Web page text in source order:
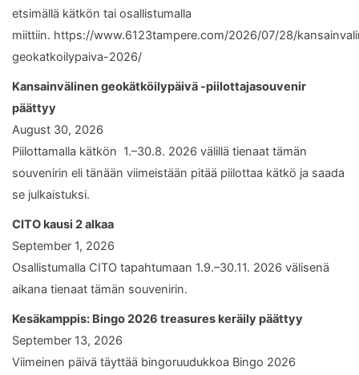
etsimällä kätkön tai osallistumalla
miittiin. https://www.6123tampere.com/2026/07/28/
geokatkoilypaiva-2026/
Kansainvälinen geokätköilypäivä -piilottajasouvenir
päättyy
August 30, 2026
Piilottamalla kätkön 1.–30.8. 2026 välillä tienaat tämän
souvenirin eli tänään viimeistään pitää piilottaa kätkö ja saada
se julkaistuksi.
CITO kausi 2 alkaa
September 1, 2026
Osallistumalla CITO tapahtumaan 1.9.–30.11. 2026 välisenä
aikana tienaat tämän souvenirin.
Kesäkamppis: Bingo 2026 treasures keräily päättyy
September 13, 2026
Viimeinen päivä täyttää bingoruudukkoa Bingo 2026